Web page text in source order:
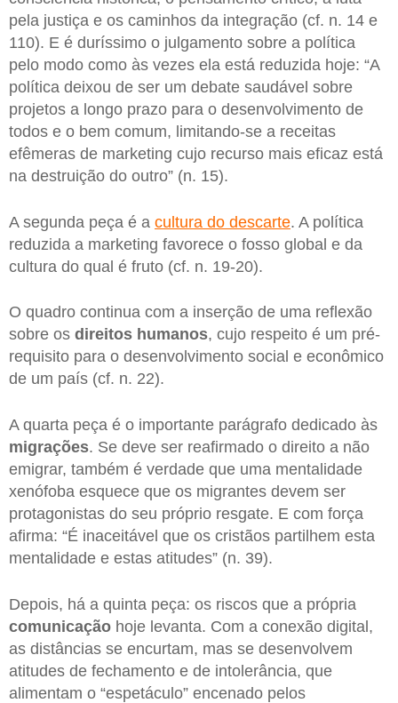
pela justiça e os caminhos da integração (cf. n. 14 e
110). E é duríssimo o julgamento sobre a política
pelo modo como às vezes ela está reduzida hoje: “A
política deixou de ser um debate saudável sobre
projetos a longo prazo para o desenvolvimento de
todos e o bem comum, limitando-se a receitas
efêmeras de marketing cujo recurso mais eficaz está
na destruição do outro” (n. 15).
A segunda peça é a cultura do descarte. A política
reduzida a marketing favorece o fosso global e da
cultura do qual é fruto (cf. n. 19-20).
O quadro continua com a inserção de uma reflexão
sobre os direitos humanos, cujo respeito é um pré-
requisito para o desenvolvimento social e econômico
de um país (cf. n. 22).
A quarta peça é o importante parágrafo dedicado às
migrações. Se deve ser reafirmado o direito a não
emigrar, também é verdade que uma mentalidade
xenófoba esquece que os migrantes devem ser
protagonistas do seu próprio resgate. E com força
afirma: “É inaceitável que os cristãos partilhem esta
mentalidade e estas atitudes” (n. 39).
Depois, há a quinta peça: os riscos que a própria
comunicação hoje levanta. Com a conexão digital,
as distâncias se encurtam, mas se desenvolvem
atitudes de fechamento e de intolerância, que
alimentam o “espetáculo” encenado pelos